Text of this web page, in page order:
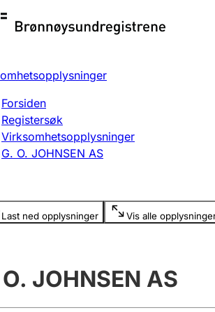
endre, slette
Forsiden
Registersøk
Virksomhetsopplysninger
G. O. JOHNSEN AS
Last ned opplysninger Vis alle
er skjult
JOHNSEN AS